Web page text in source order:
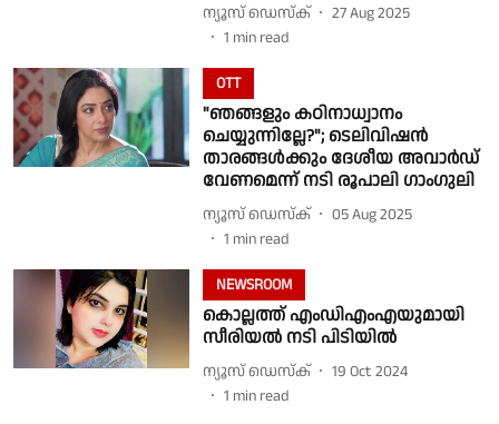
ന്യൂസ് ഡെസ്ക്
27 Aug 2025
1 min read
OTT
"ഞങ്ങളും കഠിനാധ്വാനം
ചെയ്യുന്നില്ലേ?"; ടെലിവിഷന്‍
താരങ്ങള്‍ക്കും ദേശീയ അവാര്‍ഡ്
വേണമെന്ന് നടി രൂപാലി ഗാംഗുലി
ന്യൂസ് ഡെസ്ക്
05 Aug 2025
1 min read
NEWSROOM
കൊല്ലത്ത് എംഡിഎംഎയുമായി
സീരിയല്‍ നടി പിടിയില്‍
ന്യൂസ് ഡെസ്ക്
19 Oct 2024
1 min read